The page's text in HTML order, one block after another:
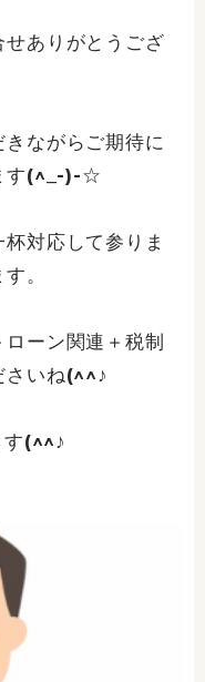
ありがとうござ
ながらご期待に
す(^_-)-☆
対応して参りま
。
ーン関連＋税制
さいね(^^♪
す(^^♪